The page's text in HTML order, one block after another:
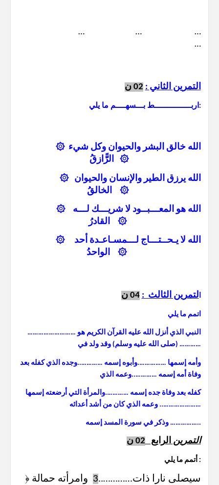
… … …
…
التمرين الثاني : 02 ن
اربـــــــــــــــط بـــسهــــم ما يلي:
الله خالق البشر والحيوان وكل شيء ۞
۞ الرًَّازقُ
الله يرزق الطير والإنسان والحيوان ۞
۞ الخالقُ
الله هو المعـــبــود لا شريـــك لـــه ۞
۞ القادرُ
الله لا يـحــتـــاج لـــمسـاعـدة أحد ۞
۞ الواحدُ
لتمرين الثالث : 04 ن
اتمم ما يلي
النبي الذي أنزل الله عليه القرآن الكريم هو ………………………
(صلى الله عليه وسلم) وقد ولد في …………
وأمه إسمها …………….وأبوه إسمه …………..وجده الذي كفله بعد
وفاة أمه إسمه …………..وعمه الذي
كفله بعد وفاة جده إسمه ………….والمرأة التي أرضعته إسمها
………………….. وعمه الذي كان من أشد أعدائه
وذكر في سورة المسد إسمه ……………..
التمرين الرابع 02 ن
أتمم ما يلي :
﴿ سيصلى نارا ذات…………..3 وامرأته حمالة